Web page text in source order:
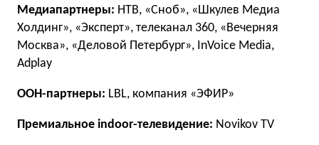
Медиапартнеры: НТВ, «Сноб», «Шкулев Медиа
Холдинг», «Эксперт», телеканал 360, «Вечерняя
Москва», «Деловой Петербург», InVoice Media,
Adplay
OOH-партнеры: LBL, компания «ЭФИР»
Премиальное indoor-телевидение: Novikov TV